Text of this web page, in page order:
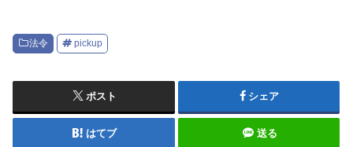
法令 pickup
ポスト シェア
はてブ 送る